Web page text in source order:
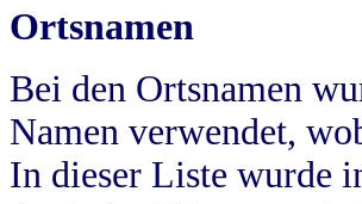
Ortsnamen
Bei den Ortsnamen
Namen verwendet,
In dieser Liste wurde